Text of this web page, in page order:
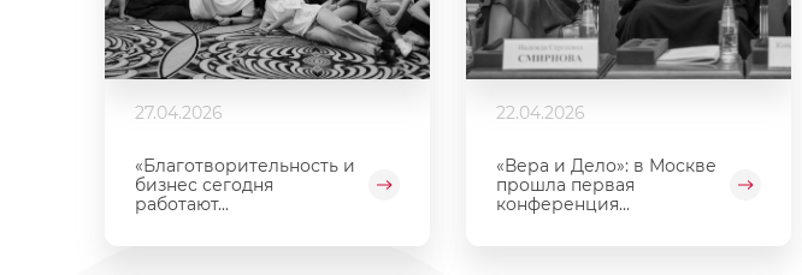
27.04.2026
«Благотворительность и
бизнес сегодня
работают...
22.04.2026
«Вера и Дело»: в Москве
прошла первая
конференция...